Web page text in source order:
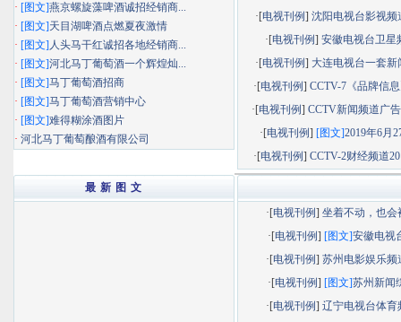
·[电视刊例]沈阳电视台影视频
·[电视刊例] 安徽电视台卫星
·[电视刊例] 大连电视台一套新
·[电视刊例] CCTV-7《品牌信
·[电视刊例]CCTV新闻频道广
·[电视刊例] [图文]2019年6月
·[电视刊例] CCTV-2财经频道
· [图文]燕京螺旋藻啤酒诚招经销商...
· [图文]天目湖啤酒点燃夏夜激情
· [图文] 人头马干红诚招各地经销商...
· [图文]河北马丁葡萄酒一个辉煌灿...
· [图文]马丁葡萄酒招商
· [图文]马丁葡萄酒营销中心
· [图文]难得糊涂酒图片
· 河北马丁葡萄酿酒有限公司
·[电视刊例]坐着不动，也会
·[电视刊例] [图文]安徽电视
·[电视刊例]苏州电影娱乐频
·[电视刊例] [图文]苏州新闻
·[电视刊例]辽宁电视台体育
最 新 图 文